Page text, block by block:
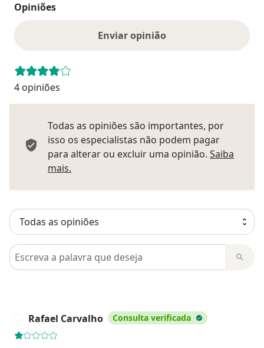
Opiniões
Enviar opinião
4 opiniões
Todas as opiniões são importantes, por
isso os especialistas não podem pagar
para alterar ou excluir uma opinião. Saiba
mais.
Pesquisar em opiniões
Rafael Carvalho Consulta verificada